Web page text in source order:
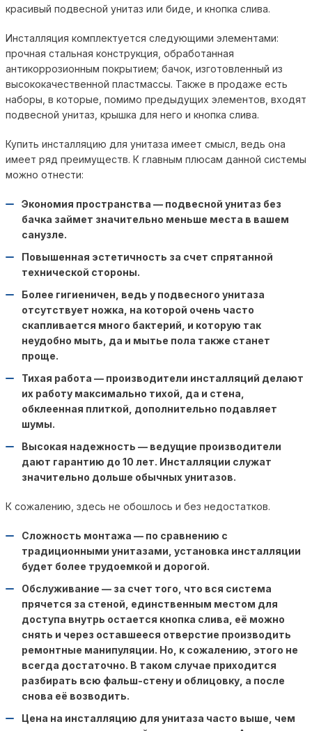
красивый подвесной унитаз или биде, и кнопка слива.
Инсталляция комплектуется следующими элементами:
прочная стальная конструкция, обработанная
антикоррозионным покрытием; бачок, изготовленный из
высококачественной пластмассы. Также в продаже есть
наборы, в которые, помимо предыдущих элементов, входят
подвесной унитаз, крышка для него и кнопка слива.
Купить инсталляцию для унитаза имеет смысл, ведь она
имеет ряд преимуществ. К главным плюсам данной системы
можно отнести:
Экономия пространства — подвесной унитаз без
бачка займет значительно меньше места в вашем
санузле.
Повышенная эстетичность за счет спрятанной
технической стороны.
Более гигиеничен, ведь у подвесного унитаза
отсутствует ножка, на которой очень часто
скапливается много бактерий, и которую так
неудобно мыть, да и мытье пола также станет
проще.
Тихая работа — производители инсталляций делают
их работу максимально тихой, да и стена,
обклеенная плиткой, дополнительно подавляет
шумы.
Высокая надежность — ведущие производители
дают гарантию до 10 лет. Инсталляции служат
значительно дольше обычных унитазов.
К сожалению, здесь не обошлось и без недостатков.
Сложность монтажа — по сравнению с
традиционными унитазами, установка инсталляции
будет более трудоемкой и дорогой.
Обслуживание — за счет того, что вся система
прячется за стеной, единственным местом для
доступа внутрь остается кнопка слива, её можно
снять и через оставшееся отверстие производить
ремонтные манипуляции. Но, к сожалению, этого не
всегда достаточно. В таком случае приходится
разбирать всю фальш-стену и облицовку, а после
снова её возводить.
Цена на инсталляцию для унитаза часто выше, чем